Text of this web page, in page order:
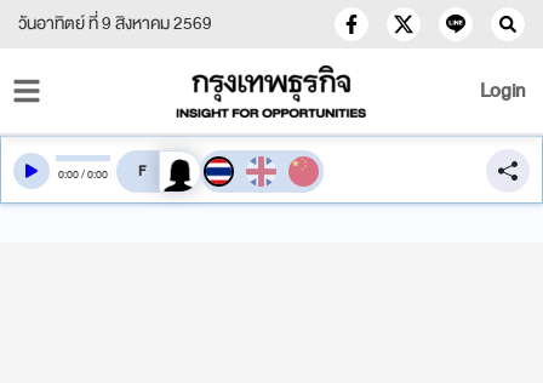
วันอาทิตย์ ที่ 9 สิงหาคม 2569
Login
0:00/0:00 สลับเสียงอ่าน